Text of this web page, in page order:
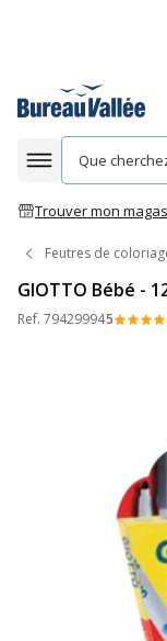
Afficher la
Trouver mon
Feutres de
GIOTTO Bébé -
Ref. 794299945